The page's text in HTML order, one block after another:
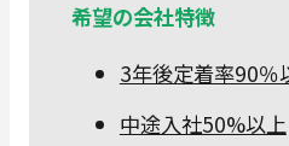
希望の会社特徴
3年後定着率90％
中途入社50%以上